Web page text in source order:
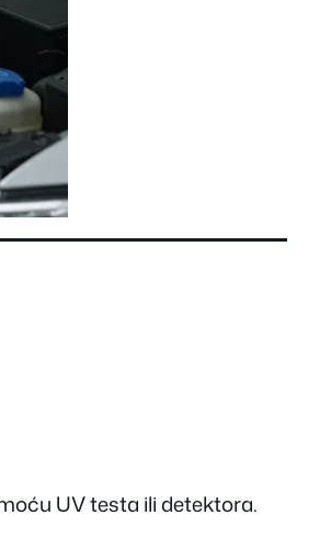
UV testa ili detektora.